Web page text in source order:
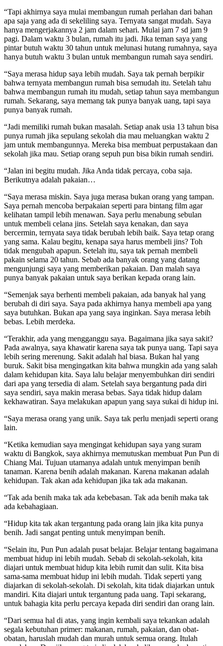
“Tapi akhirnya saya mulai membangun rumah perlahan dari bahan
apa saja yang ada di sekeliling saya. Ternyata sangat mudah. Saya
hanya mengerjakannya 2 jam dalam sehari. Mulai jam 7 sd jam 9
pagi. Dalam waktu 3 bulan, rumah itu jadi. Jika teman saya yang
pintar butuh waktu 30 tahun untuk melunasi hutang rumahnya, saya
hanya butuh waktu 3 bulan untuk membangun rumah saya sendiri.
“Saya merasa hidup saya lebih mudah. Saya tak pernah berpikir
bahwa ternyata membangun rumah bisa semudah itu. Setelah tahu
bahwa membangun rumah itu mudah, setiap tahun saya membangun
rumah. Sekarang, saya memang tak punya banyak uang, tapi saya
punya banyak rumah.
“Jadi memiliki rumah bukan masalah. Setiap anak usia 13 tahun bisa
punya rumah jika sepulang sekolah dia mau meluangkan waktu 2
jam untuk membangunnya. Mereka bisa membuat perpustakaan dan
sekolah jika mau. Setiap orang sepuh pun bisa bikin rumah sendiri.
“Jalan ini begitu mudah. Jika Anda tidak percaya, coba saja.
Berikutnya adalah pakaian…
“Saya merasa miskin. Saya juga merasa bukan orang yang tampan.
Saya pernah mencoba berpakaian seperti para bintang film agar
kelihatan tampil lebih menawan. Saya perlu menabung sebulan
untuk membeli celana jins. Setelah saya kenakan, dan saya
bercermin, ternyata saya tidak berubah lebih baik. Saya tetap orang
yang sama. Kalau begitu, kenapa saya harus membeli jins? Toh
tidak mengubah apapun. Setelah itu, saya tak pernah membeli
pakain selama 20 tahun. Sebab ada banyak orang yang datang
mengunjungi saya yang memberikan pakaian. Dan malah saya
punya banyak pakaian untuk saya berikan kepada orang lain.
“Semenjak saya berhenti membeli pakaian, ada banyak hal yang
berubah di diri saya. Saya pada akhirnya hanya membeli apa yang
saya butuhkan. Bukan apa yang saya inginkan. Saya merasa lebih
bebas. Lebih merdeka.
“Terakhir, ada yang mengganggu saya. Bagaimana jika saya sakit?
Pada awalnya, saya khawatir karena saya tak punya uang. Tapi saya
lebih sering merenung. Sakit adalah hal biasa. Bukan hal yang
buruk. Sakit bisa mengingatkan kita bahwa mungkin ada yang salah
dalam kehidupan kita. Saya lalu belajar menyembuhkan diri sendiri
dari apa yang tersedia di alam. Setelah saya bergantung pada diri
saya sendiri, saya makin merasa bebas. Saya tidak hidup dalam
kekhawatiran. Saya melakukan apapun yang saya sukai di hidup ini.
“Saya merasa orang yang unik. Saya tak perlu menjadi seperti orang
lain.
“Ketika kemudian saya mengingat kehidupan saya yang suram
waktu di Bangkok, saya akhirnya memutuskan membuat Pun Pun di
Chiang Mai. Tujuan utamanya adalah untuk menyimpan benih
tanaman. Karena benih adalah makanan. Karena makanan adalah
kehidupan. Tak akan ada kehidupan jika tak ada makanan.
“Tak ada benih maka tak ada kebebasan. Tak ada benih maka tak
ada kebahagiaan.
“Hidup kita tak akan tergantung pada orang lain jika kita punya
benih. Jadi sangat penting untuk menyimpan benih.
“Selain itu, Pun Pun adalah pusat belajar. Belajar tentang bagaimana
membuat hidup ini lebih mudah. Sebab di sekolah-sekolah, kita
diajari untuk membuat hidup kita lebih rumit dan sulit. Kita bisa
sama-sama membuat hidup ini lebih mudah. Tidak seperti yang
diajarkan di sekolah-sekolah. Di sekolah, kita tidak diajarkan untuk
mandiri. Kita diajari untuk tergantung pada uang. Tapi sekarang,
untuk bahagia kita perlu percaya kepada diri sendiri dan orang lain.
“Dari semua hal di atas, yang ingin kembali saya tekankan adalah
segala kebutuhan primer: makanan, rumah, pakaian, dan obat-
obatan, haruslah mudah dan murah untuk semua orang. Itulah